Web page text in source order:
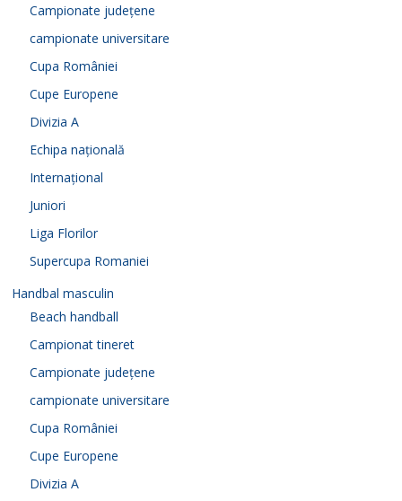
Campionate județene
campionate universitare
Cupa României
Cupe Europene
Divizia A
Echipa națională
Internațional
Juniori
Liga Florilor
Supercupa Romaniei
Handbal masculin
Beach handball
Campionat tineret
Campionate județene
campionate universitare
Cupa României
Cupe Europene
Divizia A